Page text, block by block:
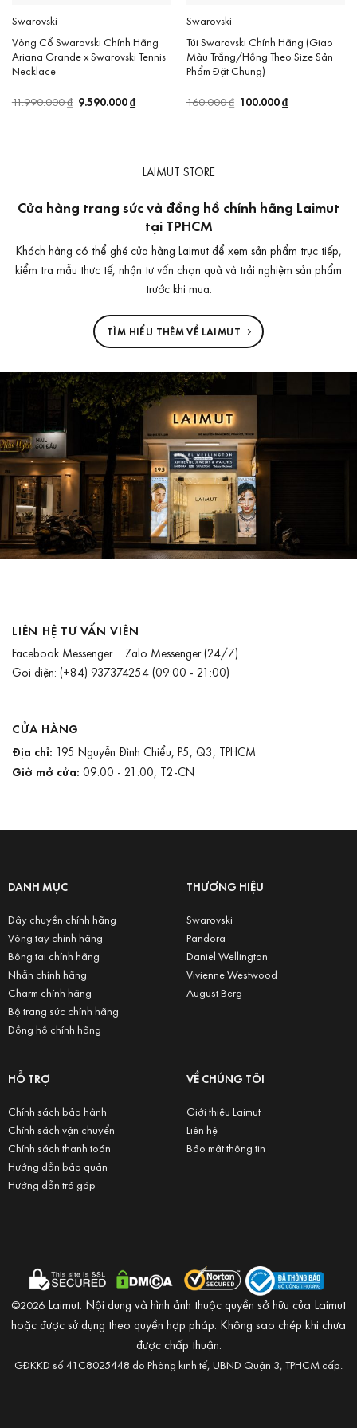
Swarovski
Vòng Cổ Swarovski Chính Hãng
Ariana Grande x Swarovski Tennis
Necklace
11.990.000₫ Giá
gốc
9.590.000₫
Swarovski
Túi Swarovski Chính Hãng (Giao
Màu Trắng/Hồng Theo Size Sản
Phẩm Đặt Chung)
160.000₫ Giá
100.000₫
LAIMUT STORE
Cửa hàng trang sức và đồng hồ chính hãng Laimut
tại TPHCM
Khách hàng có thể ghé cửa hàng Laimut để xem sản phẩm trực tiếp,
kiểm tra mẫu thực tế, nhận tư vấn chọn quà và trải nghiệm sản phẩm
trước khi mua.
TÌM HIỂU THÊM VỀ LAIMUT
LIÊN HỆ TƯ VẤN VIÊN
Facebook Messenger Zalo Messenger(24/7)
Gọi điện: (+84) 937374254(09:00 - 21:00)
CỬA HÀNG
Địa chỉ: 195 Nguyễn Đình Chiểu, P5, Q3, TPHCM
Giờ mở cửa: 09:00 - 21:00, T2-CN
DANH MỤC
Dây chuyền chính hãng
Vòng tay chính hãng
Bông tai chính hãng
Nhẫn chính hãng
Charm chính hãng
Bộ trang sức chính hãng
Đồng hồ chính hãng
THƯƠNG HIỆU
Swarovski
Pandora
Daniel Wellington
Vivienne Westwood
August Berg
HỖ TRỢ
Chính sách bảo hành
Chính sách vận chuyển
Chính sách thanh toán
Hướng dẫn bảo quản
Hướng dẫn trả góp
VỀ CHÚNG TÔI
Giới thiệu Laimut
Liên hệ
Bảo mật thông tin
©2026 Laimut. Nội dung và hình ảnh thuộc quyền sở hữu của Laimut
hoặc được sử dụng theo quyền hợp pháp. Không sao chép khi chưa
được chấp thuận.
GĐKKD số 41C8025448 do Phòng kinh tế, UBND Quận 3, TPHCM cấp.